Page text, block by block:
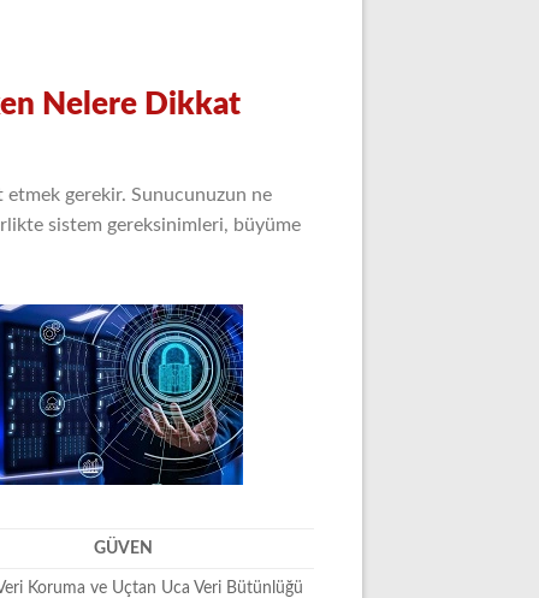
Nelere Dikkat
etmek gerekir. Sunucunuzun ne
sistem gereksinimleri, büyüme
GÜVEN
Koruma ve Uçtan Uca Veri Bütünlüğü